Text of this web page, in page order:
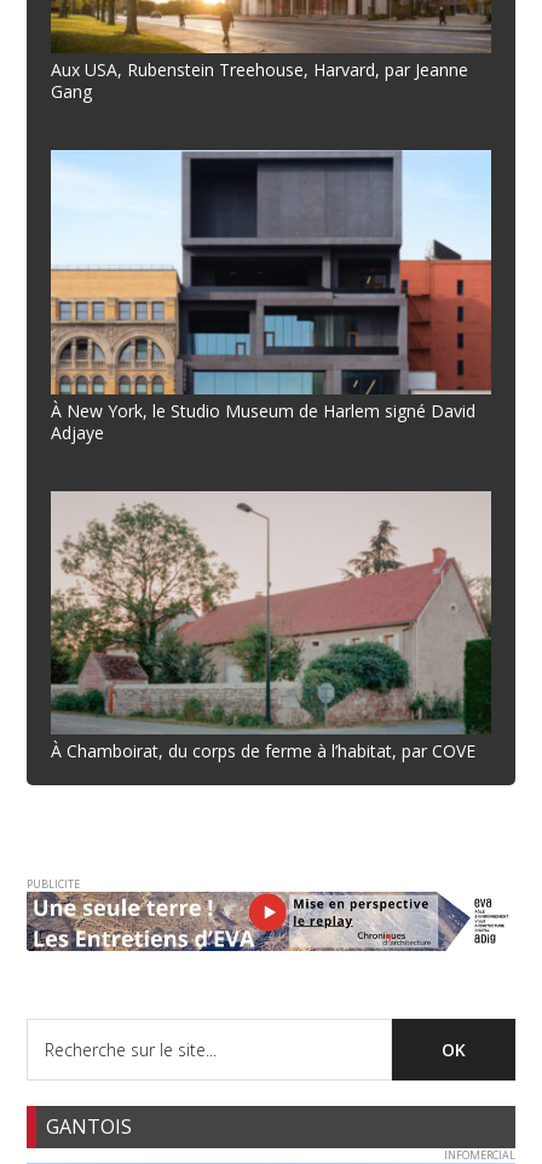
Aux USA, Rubenstein Treehouse, Harvard, par Jeanne
Gang
À New York, le Studio Museum de Harlem signé David
Adjaye
À Chamboirat, du corps de ferme à l’habitat, par COVE
PUBLICITE
GANTOIS
INFOMERCIAL